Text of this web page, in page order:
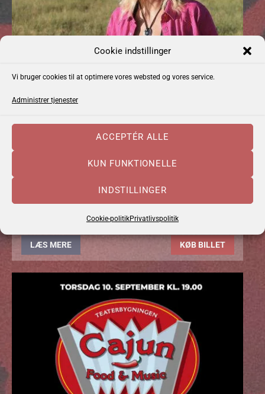
Cookie indstillinger
Vi bruger cookies til at optimere vores websted og vores service.
Administrer tjenester
ACCEPTÉR ALLE
KUN FUNKTIONELLE
INDSTILLINGER
Cookie-politikPrivatlivspolitik
FREDAG 4. SEPTEMBER, 2026
19.00
FORSALG:175 KR.
LÆS MERE KØB BILLET